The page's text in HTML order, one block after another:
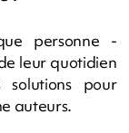
personne -
leur quotidien
pour
auteurs.